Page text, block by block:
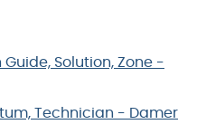
Solution, Zone -
Technician - Damer